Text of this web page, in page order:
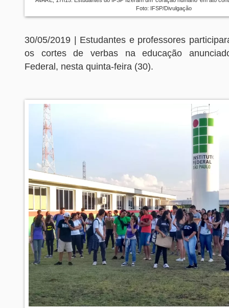
Foto: IFSP/Divulgação
30/05/2019 | Estudantes e professores
os cortes de verbas na educação
Federal, nesta quinta-feira (30).